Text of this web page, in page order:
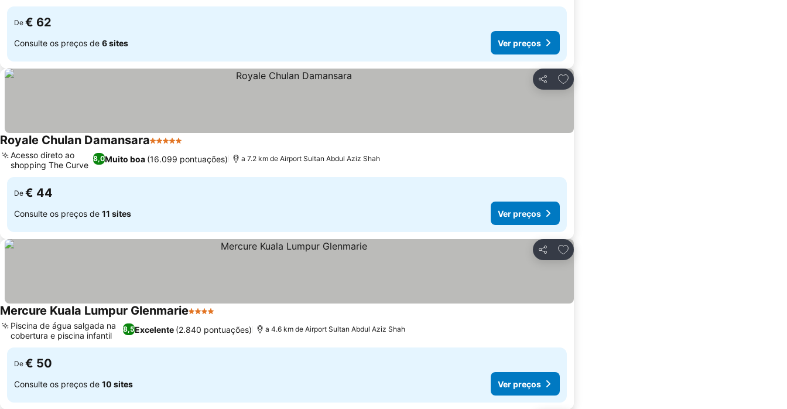
De € 62
Consulte os preços de 6 sites Ver preços
Partilhar
Adicionar aos favoritos
Royale Chulan Damansara5 Estrelas
8,0Muito boa (16.099 pontuações)
Acesso direto ao
shopping The Curve
a 7.2 km de Airport Sultan Abdul Aziz Shah
De € 44
Consulte os preços de 11 sites Ver preços
Partilhar
Adicionar aos favoritos
Mercure Kuala Lumpur Glenmarie4 Estrelas
8,5Excelente (2.840 pontuações)
Piscina de água salgada na
cobertura e piscina infantil
a 4.6 km de Airport Sultan Abdul Aziz Shah
De € 50
Consulte os preços de 10 sites Ver preços